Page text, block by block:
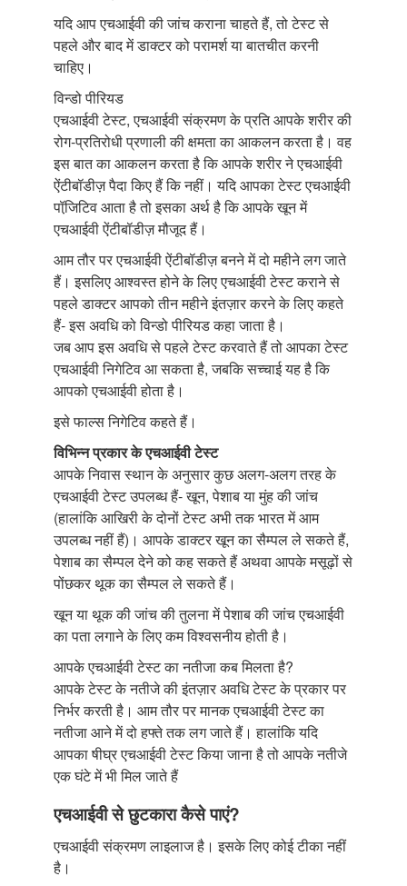
यदि आप एचआईवी की जांच कराना चाहते हैं, तो टेस्ट से
पहले और बाद में डाक्टर को परामर्श या बातचीत करनी
चाहिए।
विन्डो पीरियड
एचआईवी टेस्ट, एचआईवी संक्रमण के प्रति आपके शरीर की
रोग-प्रतिरोधी प्रणाली की क्षमता का आकलन करता है। वह
इस बात का आकलन करता है कि आपके शरीर ने एचआईवी
ऐंटीबॉडीज़ पैदा किए हैं कि नहीं। यदि आपका टेस्ट एचआईवी
पॉजि़टिव आता है तो इसका अर्थ है कि आपके खून में
एचआईवी ऐंटीबॉडीज़ मौजूद हैं।
आम तौर पर एचआईवी ऐंटीबॉडीज़ बनने में दो महीने लग जाते
हैं। इसलिए आश्वस्त होने के लिए एचआईवी टेस्ट कराने से
पहले डाक्टर आपको तीन महीने इंतज़ार करने के लिए कहते
हैं- इस अवधि को विन्डो पीरियड कहा जाता है।
जब आप इस अवधि से पहले टेस्ट करवाते हैं तो आपका टेस्ट
एचआईवी निगेटिव आ सकता है, जबकि सच्चाई यह है कि
आपको एचआईवी होता है।
इसे फाल्स निगेटिव कहते हैं।
विभिन्न प्रकार के एचआईवी टेस्ट
आपके निवास स्थान के अनुसार कुछ अलग-अलग तरह के
एचआईवी टेस्ट उपलब्ध हैं- खून, पेशाब या मुंह की जांच
(हालांकि आखिरी के दोनों टेस्ट अभी तक भारत में आम
उपलब्ध नहीं हैं)। आपके डाक्टर खून का सैम्पल ले सकते हैं,
पेशाब का सैम्पल देने को कह सकते हैं अथवा आपके मसूढ़ों से
पोंछकर थूक का सैम्पल ले सकते हैं।
खून या थूक की जांच की तुलना में पेशाब की जांच एचआईवी
का पता लगाने के लिए कम विश्वसनीय होती है।
आपके एचआईवी टेस्ट का नतीजा कब मिलता है?
आपके टेस्ट के नतीजे की इंतज़ार अवधि टेस्ट के प्रकार पर
निर्भर करती है। आम तौर पर मानक एचआईवी टेस्ट का
नतीजा आने में दो हफ्ते तक लग जाते हैं। हालांकि यदि
आपका षीघ्र एचआईवी टेस्ट किया जाना है तो आपके नतीजे
एक घंटे में भी मिल जाते हैं
एचआईवी से छुटकारा कैसे पाएं?
एचआईवी संक्रमण लाइलाज है। इसके लिए कोई टीका नहीं
है।